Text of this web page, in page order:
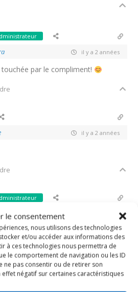
le consentement
nous utilisons des technologies
et/ou accéder aux informations des
à ces technologies nous permettra de
le comportement de navigation ou les ID
ne pas consentir ou de retirer son
négatif sur certaines caractéristiques
il y a 2 années
par le compliment!
il y a 2 années
il y a 2 années
rougir!